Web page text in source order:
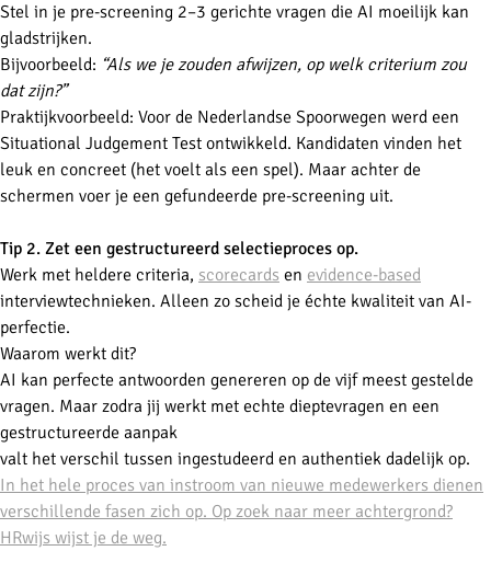
Stel in je pre-screening 2–3 gerichte vragen die AI moeilijk kan
gladstrijken.
Bijvoorbeeld: “Als we je zouden afwijzen, op welk criterium zou
dat zijn?”
Praktijkvoorbeeld: Voor de Nederlandse Spoorwegen werd een
Situational Judgement Test ontwikkeld. Kandidaten vinden het
leuk en concreet (het voelt als een spel). Maar achter de
schermen voer je een gefundeerde pre-screening uit.
Tip 2. Zet een gestructureerd selectieproces op.
Werk met heldere criteria, scorecards en evidence-based
interviewtechnieken. Alleen zo scheid je échte kwaliteit van AI-
perfectie.
Waarom werkt dit?
AI kan perfecte antwoorden genereren op de vijf meest gestelde
vragen. Maar zodra jij werkt met echte dieptevragen en een
gestructureerde aanpak
valt het verschil tussen ingestudeerd en authentiek dadelijk op.
In het hele proces van instroom van nieuwe medewerkers dienen
verschillende fasen zich op. Op zoek naar meer achtergrond?
HRwijs wijst je de weg.